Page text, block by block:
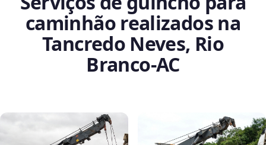
caminhão realizados na
Tancredo Neves, Rio
Branco‑AC